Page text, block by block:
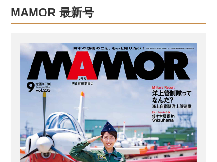
なります。 陸自ではこの部隊の新編に
向けて、19年より海自術科学校などで
要員配置により、艦船の運航に必要な
知識・技術を習得するための人材育成
に取り組んでいます。陸から海へ、新
しい時代の輸送部隊を担う人材の教育
現場をリポートします。 陸自隊員が艦
艇の運航を学ぶ！ 艦艇を動かす運航要
員は、陸上での講義と海上での航海...
MAMOR 最新号